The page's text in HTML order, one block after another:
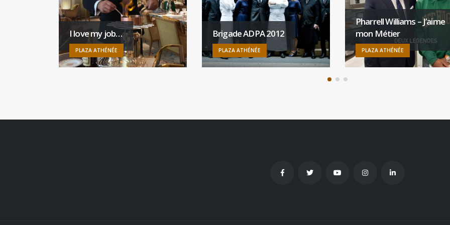
I love my job…
PLAZA ATHÉNÉE
Brigade ADPA 2012
PLAZA ATHÉNÉE
Pharrell Williams – J’aime
mon Métier
PLAZA ATHÉNÉE